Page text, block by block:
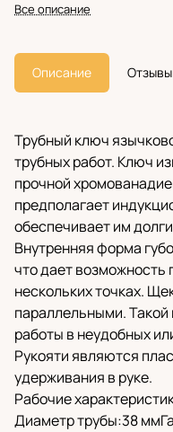
Все описание
Описание Отзывы
Трубный ключ
трубных работ. Ключ
прочной
предполагает
обеспечивает им
Внутренняя форма
что дает возможность
нескольких точках.
параллельными.
работы в неудобных
Рукояти являются
удерживания в руке.
Рабочие
Диаметр трубы:38